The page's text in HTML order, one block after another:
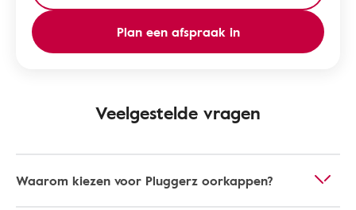
Plan een afspraak in
Veelgestelde vragen
Waarom kiezen voor Pluggerz oorkappen?